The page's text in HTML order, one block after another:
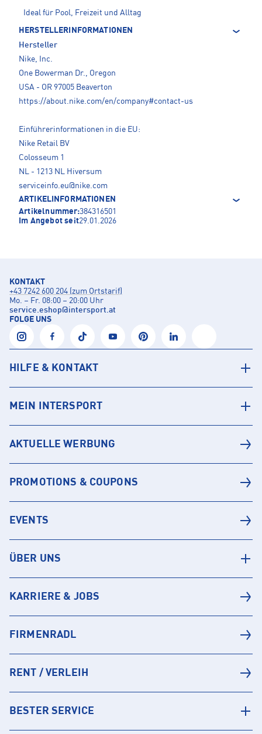
Ideal für Pool, Freizeit und Alltag
HERSTELLERINFORMATIONEN
Hersteller
Nike, Inc.
One Bowerman Dr., Oregon
USA - OR 97005 Beaverton
https://about.nike.com/en/company#contact-us
Einführerinformationen in die EU:
Nike Retail BV
Colosseum 1
NL - 1213 NL Hiversum
serviceinfo.eu@nike.com
ARTIKELINFORMATIONEN
Artikelnummer:384316501
Im Angebot seit29.01.2026
KONTAKT
+43 7242 600 204 (zum Ortstarif)
Mo. – Fr. 08:00 – 20:00 Uhr
service.eshop@intersport.at
FOLGE UNS
HILFE & KONTAKT
MEIN INTERSPORT
AKTUELLE WERBUNG
PROMOTIONS & COUPONS
EVENTS
ÜBER UNS
KARRIERE & JOBS
FIRMENRADL
RENT / VERLEIH
BESTER SERVICE